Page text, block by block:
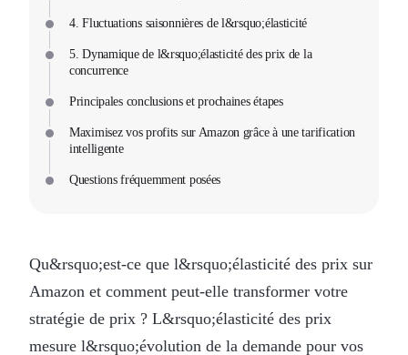
4. Fluctuations saisonnières de l&rsquo;élasticité
5. Dynamique de l&rsquo;élasticité des prix de la
concurrence
Principales conclusions et prochaines étapes
Maximisez vos profits sur Amazon grâce à une tarification
intelligente
Questions fréquemment posées
Qu&rsquo;est-ce que l&rsquo;élasticité des prix sur
Amazon et comment peut-elle transformer votre
stratégie de prix ? L&rsquo;élasticité des prix
mesure l&rsquo;évolution de la demande pour vos